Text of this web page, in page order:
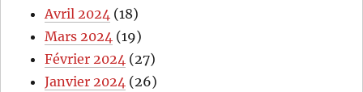
Avril 2024 (18)
Mars 2024 (19)
Février 2024 (27)
Janvier 2024 (26)